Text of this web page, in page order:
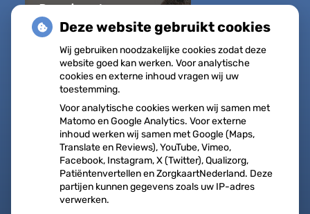
Regel met
gemak
Uw Zorg
online
Herhaalrecepten
aanvragen
Vragen stellen
Afspraken
maken
Dossier bekijken
Registeren
Deze website gebruikt cookies
Wij gebruiken noodzakelijke cookies zodat deze
website goed kan werken. Voor analytische
cookies en externe inhoud vragen wij uw
toestemming.
Voor analytische cookies werken wij samen met
Matomo en Google Analytics. Voor externe
inhoud werken wij samen met Google (Maps,
Translate en Reviews), YouTube, Vimeo,
Facebook, Instagram, X (Twitter), Qualizorg,
Patiëntenvertellen en ZorgkaartNederland. Deze
partijen kunnen gegevens zoals uw IP-adres
verwerken.